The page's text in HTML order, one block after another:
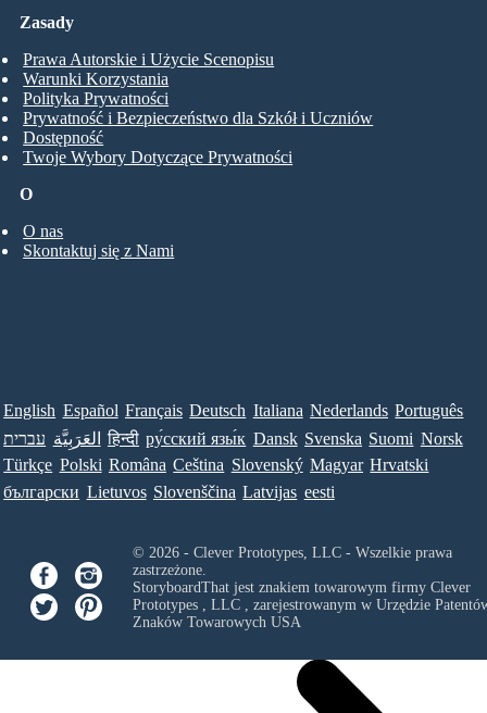
O
O nas
Skontaktuj się z Nami
Zasady
Prawa Autorskie i Użycie Scenopisu
Warunki Korzystania
Polityka Prywatności
Prywatność i Bezpieczeństwo dla Szkół i Uczniów
Dostępność
Twoje Wybory Dotyczące Prywatności
English Español Français Deutsch Italiana Nederlands Português
עברית العَرَبِيَّة हिन्दी ру́сский язы́к Dansk Svenska Suomi Norsk
Türkçe Polski Româna Ceština Slovenský Magyar Hrvatski
български Lietuvos Slovenščina Latvijas eesti
© 2026 - Clever Prototypes, LLC - Wszelkie prawa
zastrzeżone.
StoryboardThat jest znakiem towarowym firmy Clever
Prototypes , LLC, zarejestrowanym w Urzędzie
Znaków Towarowych USA